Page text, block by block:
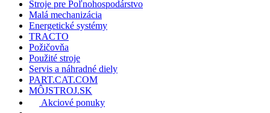
Stroje pre Poľnohospodárstvo
Malá mechanizácia
Energetické systémy
TRACTO
Požičovňa
Použité stroje
Servis a náhradné diely
PART.CAT.COM
MÔJSTROJ.SK
Akciové ponuky